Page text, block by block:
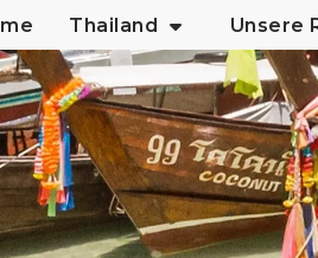
Thailand Unsere